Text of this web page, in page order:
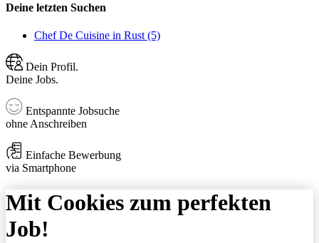
Deine letzten Suchen
Chef De Cuisine in Rust (5)
Dein Profil.
Deine Jobs.
Entspannte Jobsuche
ohne Anschreiben
Einfache Bewerbung
via Smartphone
Mit Cookies zum perfekten
Job!